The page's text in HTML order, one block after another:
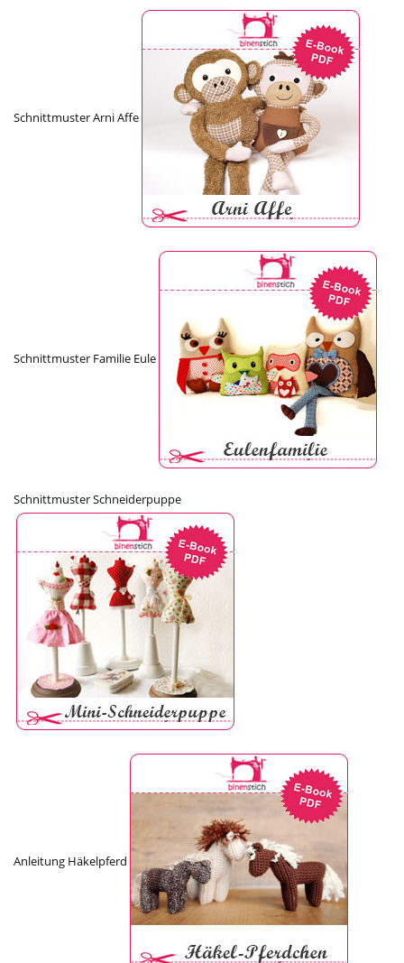
Schnittmuster Arni Affe
Schnittmuster Familie Eule
Schnittmuster Schneiderpuppe
Anleitung Häkelpferd